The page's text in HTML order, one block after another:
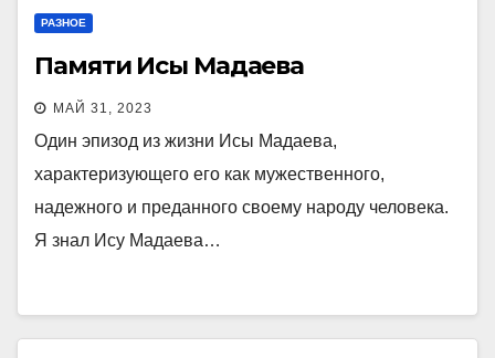
РАЗНОЕ
Памяти Исы Мадаева
МАЙ 31, 2023
Один эпизод из жизни Исы Мадаева,
характеризующего его как мужественного,
надежного и преданного своему народу человека.
Я знал Ису Мадаева…